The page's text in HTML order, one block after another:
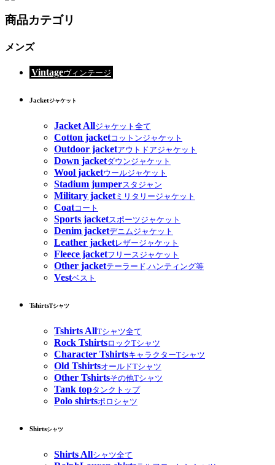
商品カテゴリ
メンズ
Vintageヴィンテージ
Jacketジャケット
Jacket Allジャケット全て
Cotton jacketコットンジャケット
Outdoor jacketアウトドアジャケット
Down jacketダウンジャケット
Wool jacketウールジャケット
Stadium jumperスタジャン
Military jacketミリタリージャケット
Coatコート
Sports jacketスポーツジャケット
Denim jacketデニムジャケット
Leather jacketレザージャケット
Fleece jacketフリースジャケット
Other jacketテーラード,ハンティング等
Vestベスト
TshirtsTシャツ
Tshirts AllTシャツ全て
Rock TshirtsロックTシャツ
Character TshirtsキャラクターTシャツ
Old TshirtsオールドTシャツ
Other Tshirtsその他Tシャツ
Tank topタンクトップ
Polo shirtsポロシャツ
Shirtsシャツ
Shirts Allシャツ全て